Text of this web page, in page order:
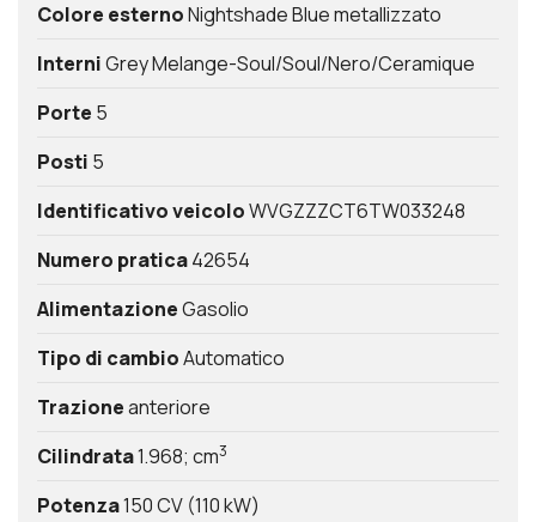
Colore esternoNightshade Blue metallizzato
InterniGrey Melange-Soul/Soul/Nero/Ceramique
Porte 5
Posti 5
Identificativo veicoloWVGZZZCT6TW033248
Numero pratica42654
AlimentazioneGasolio
Tipo di cambioAutomatico
Trazioneanteriore
Cilindrata1.968; cm3
Potenza150 CV (110 kW)